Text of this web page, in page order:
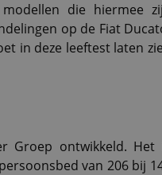
die hiermee
op de Fiat
in deze leeftest laten
Groep ontwikkeld. Het
van 206 bij